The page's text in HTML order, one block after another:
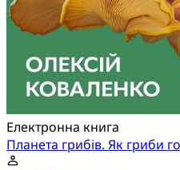
Електронна книга
Планета грибів. Як гриби